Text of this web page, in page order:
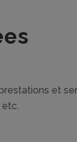
et